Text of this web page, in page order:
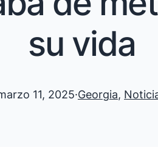
su vida
11, 2025·Georgia,